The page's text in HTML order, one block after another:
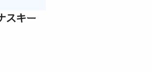
スキー